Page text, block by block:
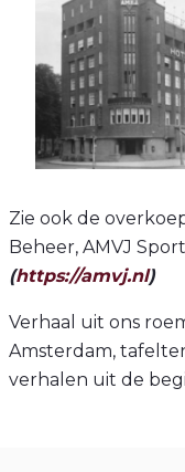
Zie ook de
Beheer, AMVJ
(https://amvj.nl)
Verhaal uit ons
Amsterdam,
verhalen uit de